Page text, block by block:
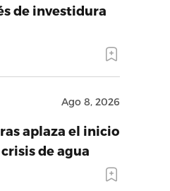
de investidura
Ago 8, 2026
aplaza el inicio
de agua